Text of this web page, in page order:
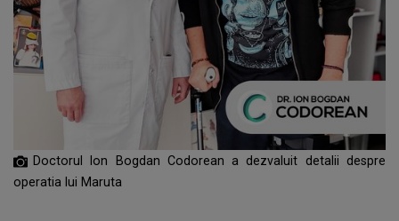
Doctorul Ion Bogdan Codorean a dezvaluit detalii despre
operatia lui Maruta